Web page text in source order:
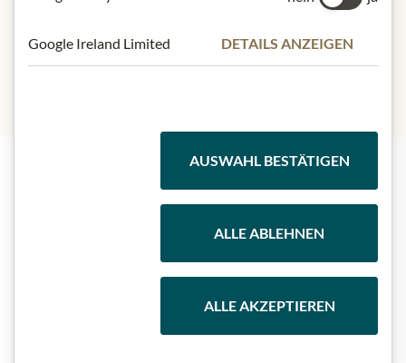
Julius Meinl am Graben einverstanden.
Google Ireland Limited DETAILS ANZEIGEN
AUSWAHL BESTÄTIGEN
ALLE ABLEHNEN
ALLE AKZEPTIEREN